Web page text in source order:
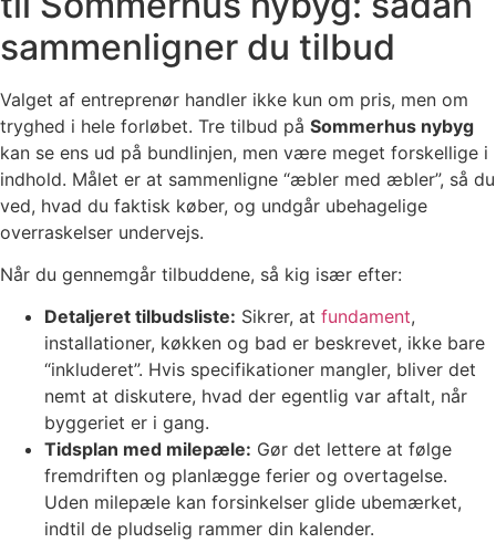
sammenligner du tilbud
Valget af entreprenør handler ikke kun om pris, men om
tryghed i hele forløbet. Tre tilbud på Sommerhus nybyg
kan se ens ud på bundlinjen, men være meget forskellige i
indhold. Målet er at sammenligne “æbler med æbler”, så du
ved, hvad du faktisk køber, og undgår ubehagelige
overraskelser undervejs.
Når du gennemgår tilbuddene, så kig især efter:
Detaljeret tilbudsliste: Sikrer, at fundament,
installationer, køkken og bad er beskrevet, ikke bare
“inkluderet”. Hvis specifikationer mangler, bliver det
nemt at diskutere, hvad der egentlig var aftalt, når
byggeriet er i gang.
Tidsplan med milepæle: Gør det lettere at følge
fremdriften og planlægge ferier og overtagelse.
Uden milepæle kan forsinkelser glide ubemærket,
indtil de pludselig rammer din kalender.